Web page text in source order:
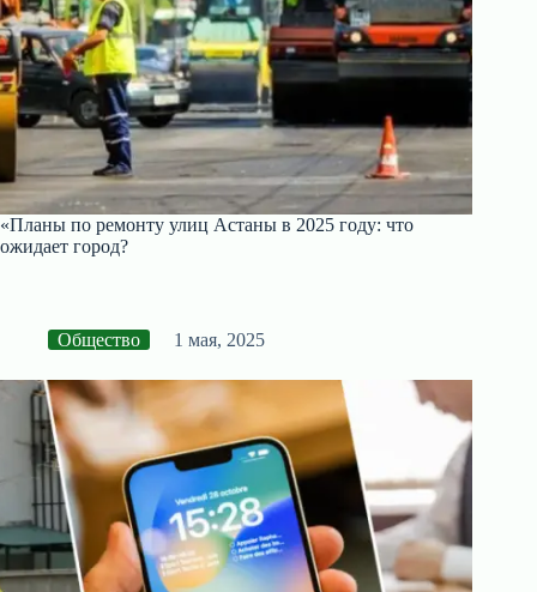
«Планы по ремонту улиц Астаны в 2025 году: что
ожидает город?
Общество 1 мая, 2025